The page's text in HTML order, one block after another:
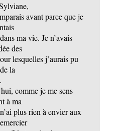
avant parce que je
ma vie. Je n’avais
des
lesquelles j’aurais pu
la
comme je me sens
à ma
plus rien à envier aux